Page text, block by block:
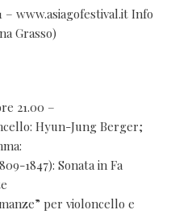
www.asiagofestival.it Info
Grasso)
21.00 –
Hyun-Jung Berger;
1847): Sonata in Fa
per violoncello e